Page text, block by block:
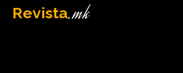
Revista.mk
April 13, 2023